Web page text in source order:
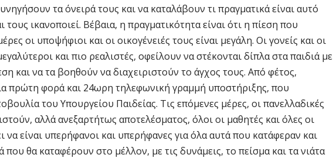
τα όνειρά τους και να καταλάβουν τι πραγματικά είναι αυτό
τους ικανοποιεί. Βέβαια, η πραγματικότητα είναι ότι η πίεση που
οι υποψήφιοι και οι οικογένειές τους είναι μεγάλη. Οι γονείς και οι
και πιο ρεαλιστές, οφείλουν να στέκονται δίπλα στα παιδιά με
και να τα βοηθούν να διαχειριστούν το άγχος τους. Από φέτος,
πρώτη φορά και 24ωρη τηλεφωνική γραμμή υποστήριξης, που
του Υπουργείου Παιδείας. Τις επόμενες μέρες, οι πανελλαδικές
αλλά ανεξαρτήτως αποτελέσματος, όλοι οι μαθητές και όλες οι
να είναι υπερήφανοι και υπερήφανες για όλα αυτά που κατάφεραν και
που θα καταφέρουν στο μέλλον, με τις δυνάμεις, το πείσμα και τα νιάτα